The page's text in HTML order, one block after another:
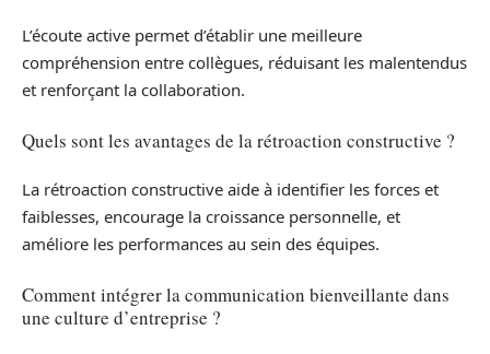
L’écoute active permet d’établir une meilleure
compréhension entre collègues, réduisant les malentendus
et renforçant la collaboration.
Quels sont les avantages de la rétroaction constructive ?
La rétroaction constructive aide à identifier les forces et
faiblesses, encourage la croissance personnelle, et
améliore les performances au sein des équipes.
Comment intégrer la communication bienveillante dans
une culture d’entreprise ?